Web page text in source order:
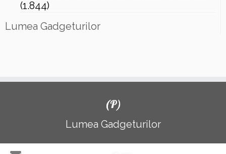
(1.844)
Lumea Gadgeturilor
(P)
Lumea Gadgeturilor